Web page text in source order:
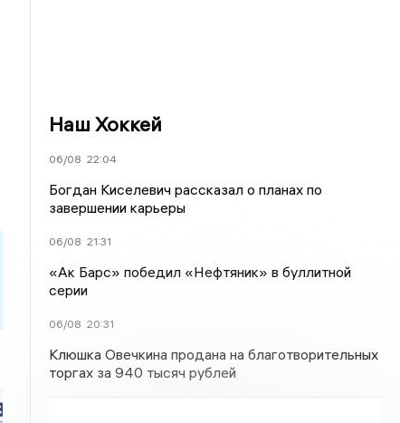
Наш Хоккей
06/08 22:04
Богдан Киселевич рассказал о планах по
завершении карьеры
06/08 21:31
«Ак Барс» победил «Нефтяник» в буллитной
серии
06/08 20:31
Клюшка Овечкина продана на благотворительных
торгах за 940 тысяч рублей